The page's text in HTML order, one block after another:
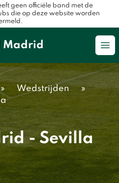
geen officiële band met de
die op deze website worden
Madrid
» Wedstrijden
»
- Sevilla